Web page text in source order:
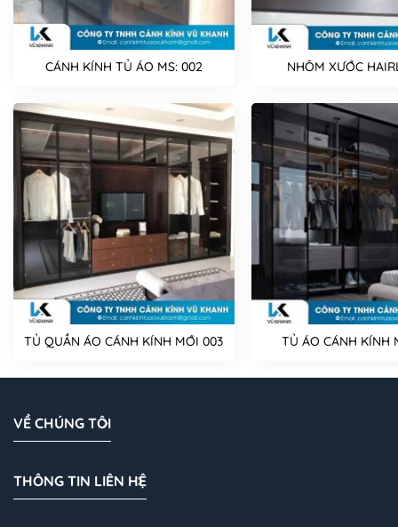
CÁNH KÍNH TỦ ÁO MS: 002 NHÔM XƯỚC
TỦ QUẦN ÁO CÁNH KÍNH MỚI 003 TỦ ÁO CÁNH KÍNH
VỀ CHÚNG TÔI
THÔNG TIN LIÊN HỆ